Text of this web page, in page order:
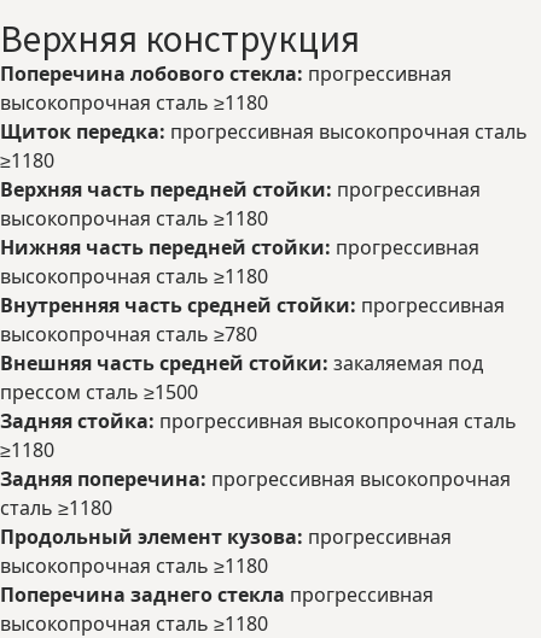
Верхняя конструкция
Поперечина лобового стекла: прогрессивная
высокопрочная сталь ≥1180
Щиток передка: прогрессивная высокопрочная сталь
≥1180
Верхняя часть передней стойки: прогрессивная
высокопрочная сталь ≥1180
Нижняя часть передней стойки: прогрессивная
высокопрочная сталь ≥1180
Внутренняя часть средней стойки: прогрессивная
высокопрочная сталь ≥780
Внешняя часть средней стойки: закаляемая под
прессом сталь ≥1500
Задняя стойка: прогрессивная высокопрочная сталь
≥1180
Задняя поперечина: прогрессивная высокопрочная
сталь ≥1180
Продольный элемент кузова: прогрессивная
высокопрочная сталь ≥1180
Поперечина заднего стекла прогрессивная
высокопрочная сталь ≥1180